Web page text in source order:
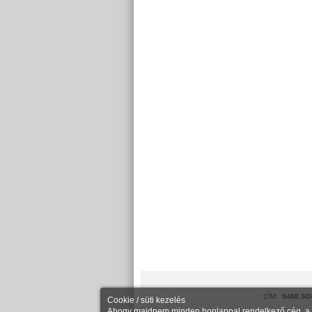
CÍM: 9400
Cookie / süti kezelés